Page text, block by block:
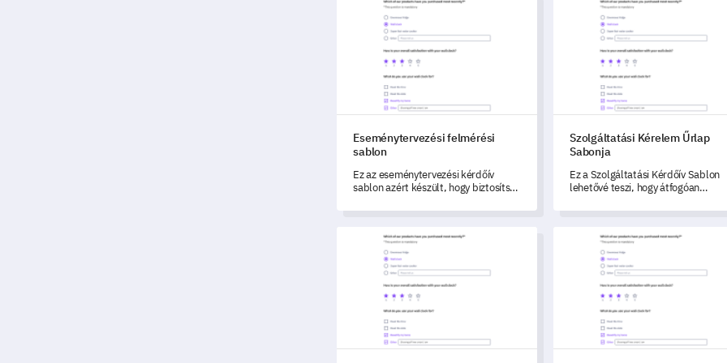
Eseménytervezési felmérési
sablon
Ez az eseménytervezési kérdőív
sablon azért készült, hogy biztosítsa
eseménytervezés érdekében.
Szolgáltatási Kérelem Űrlap
Sabonja
Ez a Szolgáltatási Kérdőív Sablon
lehetővé teszi, hogy átfogóan
elégedettségét a
Vevői Márkahűségi Felmérő Kérdőív MintájaTermékjellemzők Értékelési